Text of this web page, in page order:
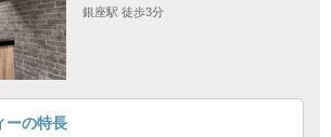
1 2 3 4
＆タバコを吸わない男性》恋人を一
銀座駅 徒歩3分
ーの特長